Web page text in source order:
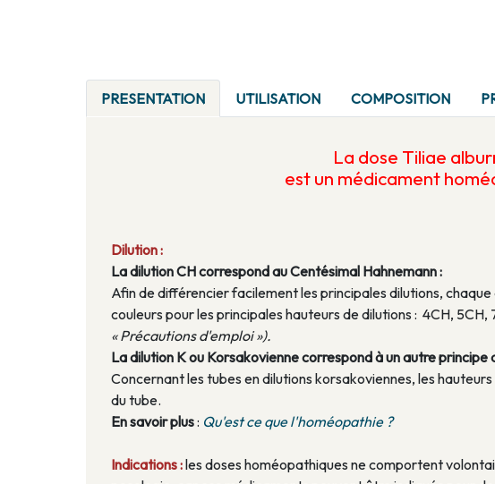
PRESENTATION UTILISATION COMPOSITION
La dose Tiliae
est un médicament
Dilution :
La dilution CH correspond au Centésimal Hahnemann :
Afin de différencier facilement les principales dilutions,
couleurs pour les principales hauteurs de dilutions : 4CH, 5CH,
« Précautions d'emploi »).
La dilution K ou Korsakovienne correspond à un autre principe
Concernant les tubes en dilutions korsakoviennes, les
du tube.
En savoir plus: Qu'est ce que l'homéopathie ?
Indications :les doses homéopathiques ne comportent